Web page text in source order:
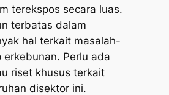
terekspos secara luas.
terbatas dalam
hal terkait masalah-
erkebunan. Perlu ada
riset khusus terkait
disektor ini.